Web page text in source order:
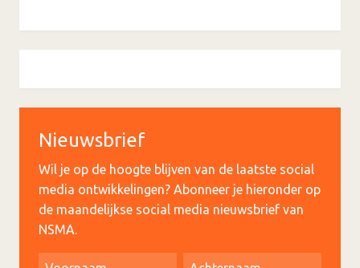
Nieuwsbrief
Wil je op de hoogte blijven van de laatste social
media ontwikkelingen? Abonneer je hieronder op
de maandelijkse social media nieuwsbrief van
NSMA.